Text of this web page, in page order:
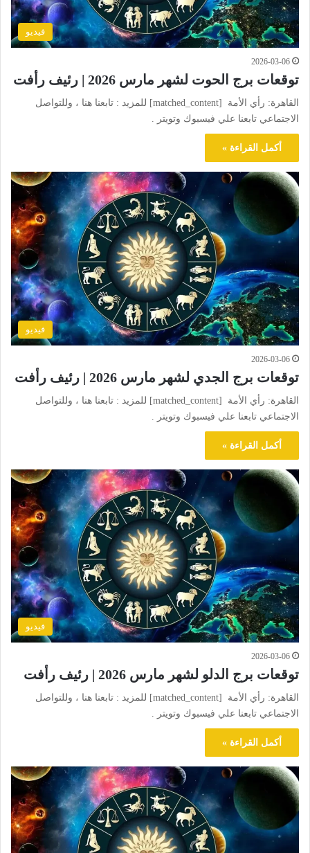
فيديو
2026-03-06
توقعات برج الحوت لشهر مارس 2026 | رئيف رأفت
القاهرة: رأي الأمة [matched_content] للمزيد : تابعنا هنا ، وللتواصل
الاجتماعي تابعنا علي فيسبوك وتويتر .
أكمل القراءة »
فيديو
2026-03-06
توقعات برج الجدي لشهر مارس 2026 | رئيف رأفت
القاهرة: رأي الأمة [matched_content] للمزيد : تابعنا هنا ، وللتواصل
الاجتماعي تابعنا علي فيسبوك وتويتر .
أكمل القراءة »
فيديو
2026-03-06
توقعات برج الدلو لشهر مارس 2026 | رئيف رأفت
القاهرة: رأي الأمة [matched_content] للمزيد : تابعنا هنا ، وللتواصل
الاجتماعي تابعنا علي فيسبوك وتويتر .
أكمل القراءة »